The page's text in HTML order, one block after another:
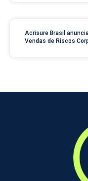
Acrisure Brasil
Vendas de Riscos